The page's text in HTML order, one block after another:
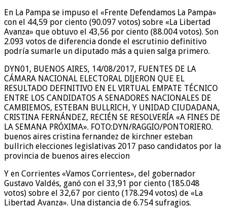
En La Pampa se impuso el «Frente Defendamos La Pampa»
con el 44,59 por ciento (90.097 votos) sobre «La Libertad
Avanza» que obtuvo el 43,56 por ciento (88.004 votos). Son
2.093 votos de diferencia donde el escrutinio definitivo
podría sumarle un diputado más a quien salga primero.
DYN01, BUENOS AIRES, 14/08/2017, FUENTES DE LA
CÁMARA NACIONAL ELECTORAL DIJERON QUE EL
RESULTADO DEFINITIVO EN EL VIRTUAL EMPATE TÉCNICO
ENTRE LOS CANDIDATOS A SENADORES NACIONALES DE
CAMBIEMOS, ESTEBAN BULLRICH, Y UNIDAD CIUDADANA,
CRISTINA FERNÁNDEZ, RECIÉN SE RESOLVERÍA «A FINES DE
LA SEMANA PRÓXIMA». FOTO:DYN/RAGGIO/PONTORIERO.
buenos aires cristina fernandez de kirchner esteban
bullrich elecciones legislativas 2017 paso candidatos por la
provincia de buenos aires eleccion
Y en Corrientes «Vamos Corrientes», del gobernador
Gustavo Valdés, ganó con el 33,91 por ciento (185.048
votos) sobre el 32,67 por ciento (178.294 votos) de «La
Libertad Avanza». Una distancia de 6.754 sufragios.